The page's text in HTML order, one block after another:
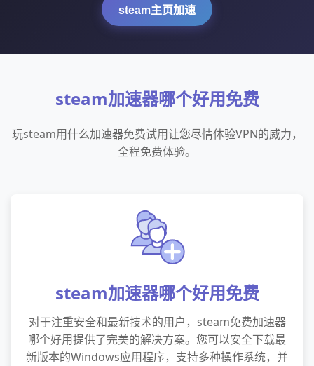
steam主页加速
steam加速器哪个好用免费
玩steam用什么加速器免费试用让您尽情体验VPN的威力，
全程免费体验。
steam加速器哪个好用免费
对于注重安全和最新技术的用户，steam免费加速器
哪个好用提供了完美的解决方案。您可以安全下载最
新版本的Windows应用程序，支持多种操作系统，并